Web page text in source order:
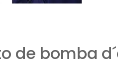
de bomba